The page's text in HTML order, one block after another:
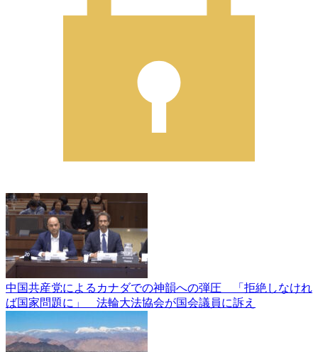
中国共産党によるカナダでの神韻への弾圧 「拒絶しなけれ
ば国家問題に」 法輪大法協会が国会議員に訴え